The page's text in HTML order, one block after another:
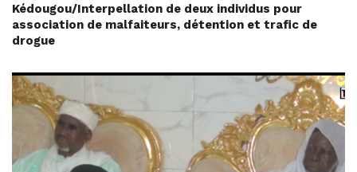
Kédougou/Interpellation de deux individus pour
association de malfaiteurs, détention et trafic de
drogue